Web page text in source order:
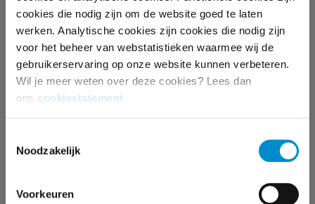
cookies die nodig zijn om de website goed te laten
werken. Analytische cookies zijn cookies die nodig zijn
voor het beheer van webstatistieken waarmee wij de
gebruikerservaring op onze website kunnen verbeteren.
Wil je meer weten over deze cookies? Lees dan
ons cookiestatement.
Noodzakelijk
Voorkeuren
gaat om het creëren van banners. Onze
medewerkers staan voor je klaar om je advies te
geven en te helpen. Voor meer informatie, neem
dan contact met ons op.